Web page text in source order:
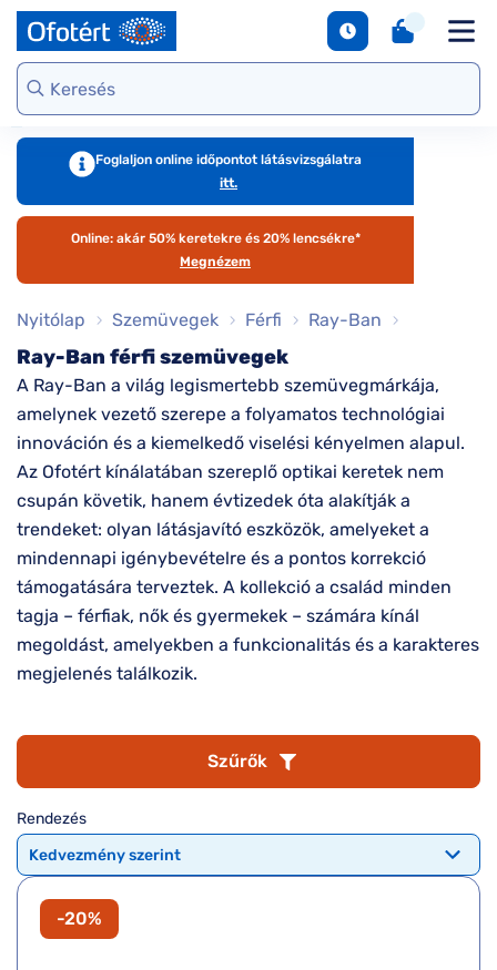
Webshop kínálat
Virtuális
szemüvegpróba
Szemüveg-
kiegészítők
Online vásárlás
útmutató
Kategória
Női
Férfi
Gyermek
Ralph
Tommy
Emporio
Armani
További
megtekintése
Kollekciók
Komplett 20%
minden
szemüvegekre
Seen Belépőár
ajánlat
Polarizált
napszemüvegek
Virtuális
napszemüvegpróba
Kategória
Férfi
Ray-Ban
Guess
Exchange
Ralph
Gondoskodjunk
szemünkről
Kerettípusok
Márkaismertető
Foglaljon online időpontot látásvizsgálatra
itt.
Online: akár 50% keretekre és 20% lencsékre*
Megnézem
Nyitólap Szemüvegek Férfi Ray-Ban
Ray-Ban férfi szemüvegek
A Ray-Ban a világ legismertebb szemüvegmárkája,
amelynek vezető szerepe a folyamatos technológiai
innováción és a kiemelkedő viselési kényelmen alapul.
Az Ofotért kínálatában szereplő optikai keretek nem
csupán követik, hanem évtizedek óta alakítják a
trendeket: olyan látásjavító eszközök, amelyeket a
mindennapi igénybevételre és a pontos korrekció
támogatására terveztek. A kollekció a család minden
tagja – férfiak, nők és gyermekek – számára kínál
megoldást, amelyekben a funkcionalitás és a karakteres
megjelenés találkozik.
Szűrők
Rendezés
-20%